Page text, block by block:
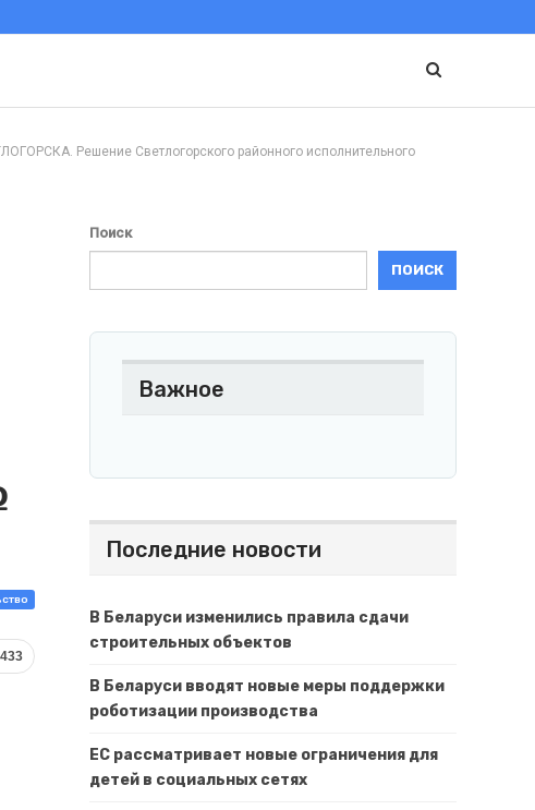
Решение Светлогорского районного исполнительного
433
Поиск
ПОИСК
Важное
Последние новости
В Беларуси изменились правила сдачи
строительных объектов
В Беларуси вводят новые меры поддержки
роботизации производства
ЕС рассматривает новые ограничения для
детей в социальных сетях